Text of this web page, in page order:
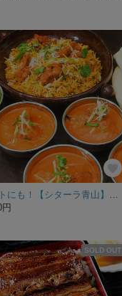
ギフトにも！【シターラ青山】定番人気カレー2種とビリヤニ＆ナーンのマハラジャセット（冷凍クール便お届け）
SOLD OUT